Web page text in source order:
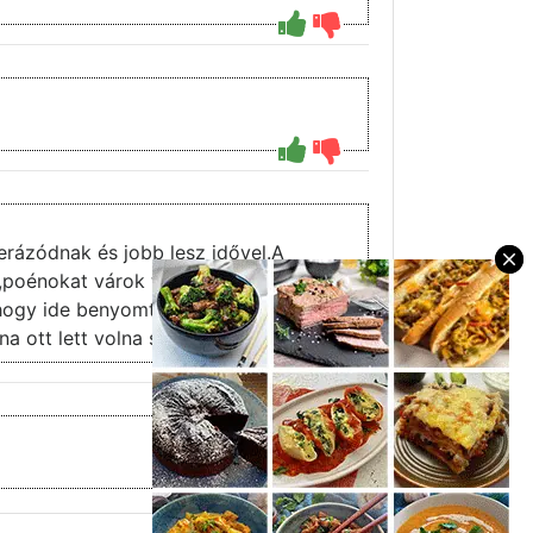
3
és jobb lesz idővel.A
várok tőle benne sokkal
ide benyomták.Remélem majd
ott lett volna sztori a javából.